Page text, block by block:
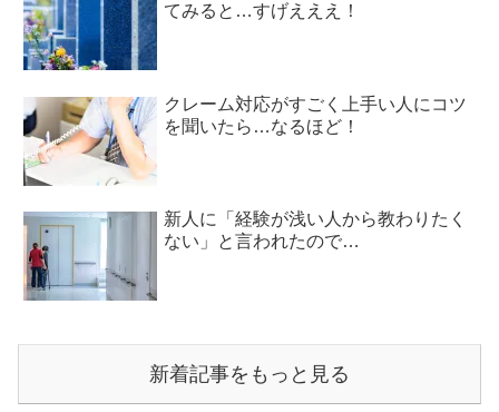
てみると…すげえええ！
クレーム対応がすごく上手い人にコツ
を聞いたら…なるほど！
新人に「経験が浅い人から教わりたく
ない」と言われたので…
新着記事をもっと見る